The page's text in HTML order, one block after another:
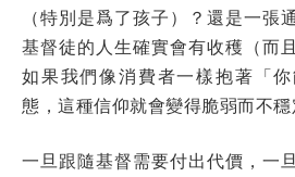
（特別是爲了孩子）？還是一張
基督徒的人生確實會有收穫（而
如果我們像消費者一樣抱著「
態，這種信仰就會變得脆弱而不穩
一旦跟隨基督需要付出代價，一